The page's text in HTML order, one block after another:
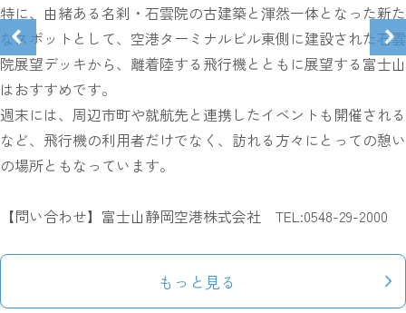
特に、由緒ある名刹・石雲院の古建築と渾然一体となった新た
なスポットとして、空港ターミナルビル東側に建設された石雲
院展望デッキから、離着陸する飛行機とともに展望する富士山
はおすすめです。
週末には、周辺市町や就航先と連携したイベントも開催される
など、飛行機の利用者だけでなく、訪れる方々にとっての憩い
の場所ともなっています。
【問い合わせ】富士山静岡空港株式会社 TEL:0548-29-2000
もっと見る